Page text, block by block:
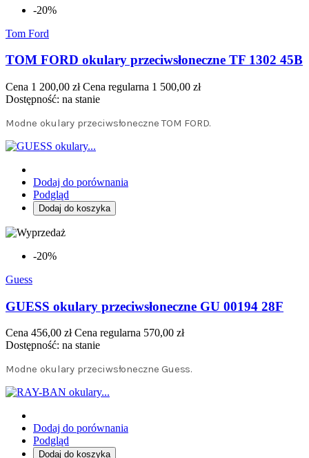
-20%
Tom Ford
TOM FORD okulary przeciwsłoneczne TF 1302 45B
Cena 1 200,00 zł Cena regularna 1 500,00 zł
Dostępność: na stanie
Modne okulary przeciwsłoneczne TOM FORD.
Dodaj do porównania
Podgląd
Dodaj do koszyka
-20%
Guess
GUESS okulary przeciwsłoneczne GU 00194 28F
Cena 456,00 zł Cena regularna 570,00 zł
Dostępność: na stanie
Modne okulary przeciwsłoneczne Guess.
Dodaj do porównania
Podgląd
Dodaj do koszyka